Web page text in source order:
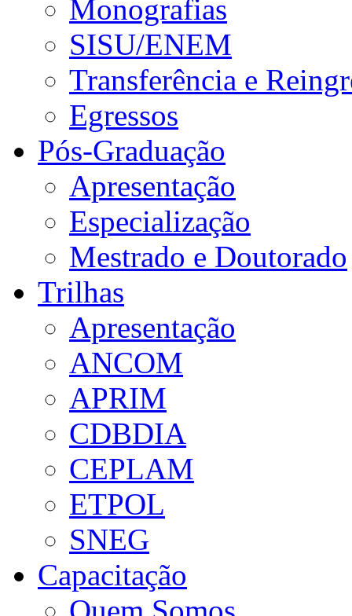
Monografias
SISU/ENEM
Transferência e
Egressos
Pós-Graduação
Apresentação
Especialização
Mestrado e Doutorado
Trilhas
Apresentação
ANCOM
APRIM
CDBDIA
CEPLAM
ETPOL
SNEG
Capacitação